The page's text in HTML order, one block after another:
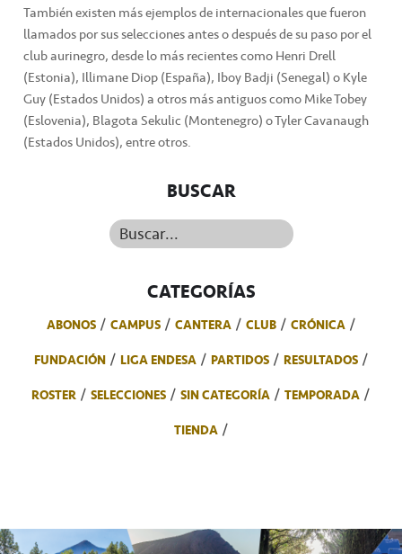
También existen más ejemplos de internacionales que fueron
llamados por sus selecciones antes o después de su paso por el
club aurinegro, desde lo más recientes como Henri Drell
(Estonia), Illimane Diop (España), Iboy Badji (Senegal) o Kyle
Guy (Estados Unidos) a otros más antiguos como Mike Tobey
(Eslovenia), Blagota Sekulic (Montenegro) o Tyler Cavanaugh
(Estados Unidos), entre otros.
BUSCAR
Buscar...
CATEGORÍAS
ABONOS CAMPUS CANTERA CLUB
CRÓNICA
FUNDACIÓN
LIGA ENDESA PARTIDOS
RESULTADOS
ROSTER
SELECCIONES SIN CATEGORÍA
TEMPORADA
TIENDA